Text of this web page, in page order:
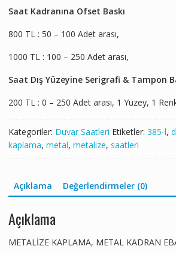
Saat Kadranına Ofset Baskı
800 TL : 50 – 100 Adet arası,
1000 TL : 100 – 250 Adet arası,
Saat Dış Yüzeyine Serigrafi & Tampon
200 TL : 0 – 250 Adet arası, 1 Yüzey, 1
Kategoriler: Duvar Saatleri Etiketler: 385-l,
kaplama, metal, metalize, saatleri
Açıklama Değerlendirmeler (0)
Açıklama
METALİZE KAPLAMA, METAL KADRAN